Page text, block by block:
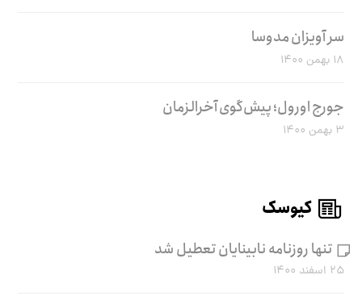
سر آویزان مدوسا
۱۸ بهمن ۱۴۰۰
جورج اورول؛ پیش‌گوی آخرالزمان
۳ بهمن ۱۴۰۰
کیوسک
تنها روزنامه نابینایان تعطیل شد
۲۵ اسفند ۱۴۰۰